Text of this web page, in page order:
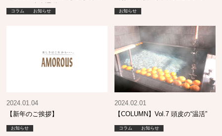
コラム お知らせ お知らせ
【新年のご挨拶】
2024.01.04
お知らせ
【COLUMN】Vol.7 頭皮の“温活”
2024.02.01
コラム お知らせ